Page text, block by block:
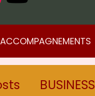
ACCOMPAGNEMENTS
BUSINESS